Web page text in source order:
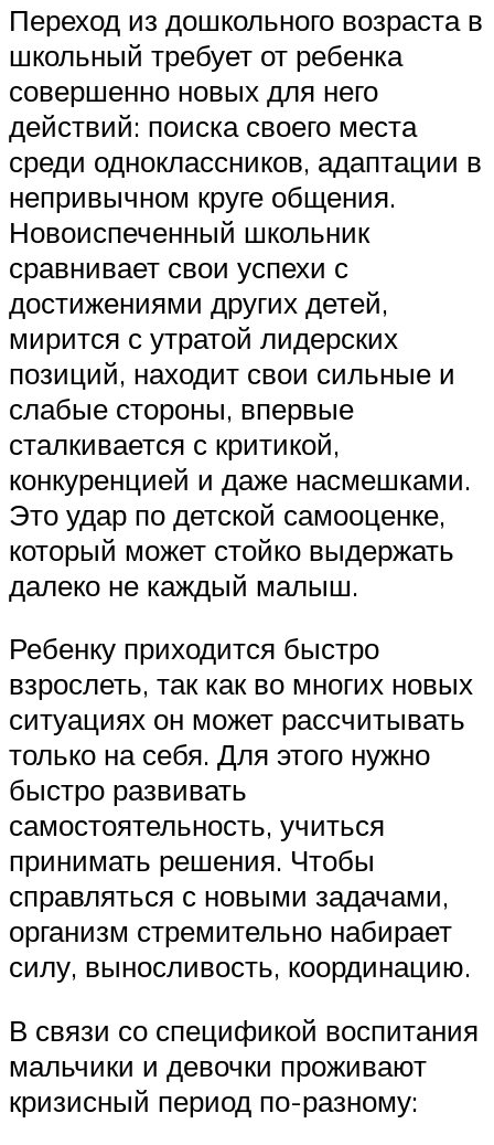
Переход из дошкольного возраста в
школьный требует от ребенка
совершенно новых для него
действий: поиска своего места
среди одноклассников, адаптации в
непривычном круге общения.
Новоиспеченный школьник
сравнивает свои успехи с
достижениями других детей,
мирится с утратой лидерских
позиций, находит свои сильные и
слабые стороны, впервые
сталкивается с критикой,
конкуренцией и даже насмешками.
Это удар по детской самооценке,
который может стойко выдержать
далеко не каждый малыш.
Ребенку приходится быстро
взрослеть, так как во многих новых
ситуациях он может рассчитывать
только на себя. Для этого нужно
быстро развивать
самостоятельность, учиться
принимать решения. Чтобы
справляться с новыми задачами,
организм стремительно набирает
силу, выносливость, координацию.
В связи со спецификой воспитания
мальчики и девочки проживают
кризисный период по-разному: